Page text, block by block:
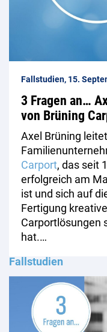
Fallstudien, 15.
3 Fragen an…
von Brüning
Axel Brüning
Carport, das seit
erfolgreich am
ist und sich auf
Fertigung
Carportlösungen
hat.…
Fallstudien